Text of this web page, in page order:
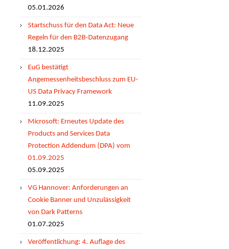
05.01.2026
Startschuss für den Data Act: Neue
Regeln für den B2B-Datenzugang
18.12.2025
EuG bestätigt
Angemessenheitsbeschluss zum EU-
US Data Privacy Framework
11.09.2025
Microsoft: Erneutes Update des
Products and Services Data
Protection Addendum (DPA) vom
01.09.2025
05.09.2025
VG Hannover: Anforderungen an
Cookie Banner und Unzulässigkeit
von Dark Patterns
01.07.2025
Veröffentlichung: 4. Auflage des